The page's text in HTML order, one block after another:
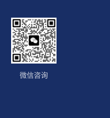
微信咨询